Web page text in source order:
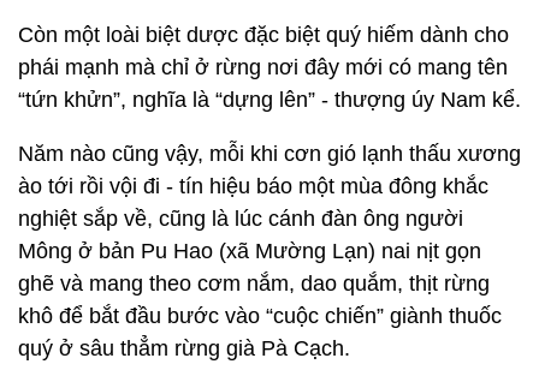
Còn một loài biệt dược đặc biệt quý hiếm dành cho
phái mạnh mà chỉ ở rừng nơi đây mới có mang tên
“tứn khửn”, nghĩa là “dựng lên” - thượng úy Nam kể.
Năm nào cũng vậy, mỗi khi cơn gió lạnh thấu xương
ào tới rồi vội đi - tín hiệu báo một mùa đông khắc
nghiệt sắp về, cũng là lúc cánh đàn ông người
Mông ở bản Pu Hao (xã Mường Lạn) nai nịt gọn
ghẽ và mang theo cơm nắm, dao quắm, thịt rừng
khô để bắt đầu bước vào “cuộc chiến” giành thuốc
quý ở sâu thẳm rừng già Pà Cạch.